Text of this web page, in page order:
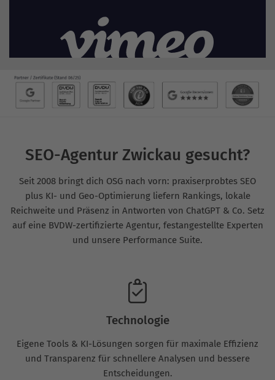
SEO-Agentur Zwickau gesucht?
Seit 2008 bringt dich OSG nach vorn: praxiserprobtes SEO
plus KI- und Geo-Optimierung liefern Rankings, lokale
Reichweite und Präsenz in Antworten von ChatGPT & Co. Setz
auf eine BVDW-zertifizierte Agentur, festangestellte Experten
und unsere Performance Suite.
Technologie
Eigene Tools & KI-Lösungen sorgen für maximale Effizienz
und Transparenz für schnellere Analysen und bessere
Entscheidungen.